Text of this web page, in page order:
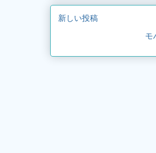
新しい投稿
モ